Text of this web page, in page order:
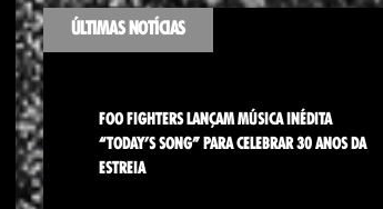
ÚLTIMAS NOTÍCIAS
FOO FIGHTERS LANÇAM MÚSICA INÉDITA
“TODAY’S SONG” PARA CELEBRAR 30 ANOS DA
ESTREIA